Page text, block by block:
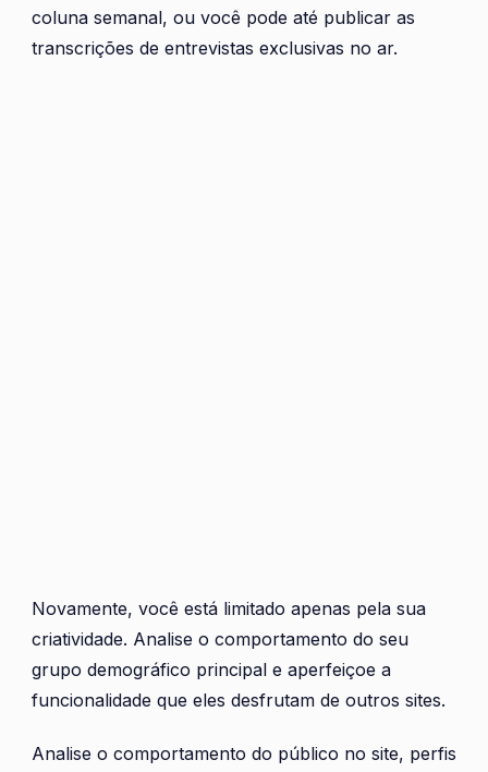
coluna semanal, ou você pode até publicar as
transcrições de entrevistas exclusivas no ar.
Novamente, você está limitado apenas pela sua
criatividade. Analise o comportamento do seu
grupo demográfico principal e aperfeiçoe a
funcionalidade que eles desfrutam de outros sites.
Analise o comportamento do público no site, perfis